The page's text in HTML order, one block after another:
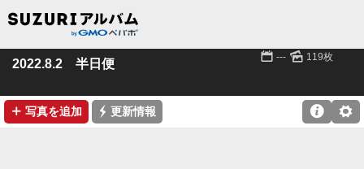
2022.8.2 半日便 📅 --- 🌄 119枚
➕ 写真を追加 ⚡ 更新情報 ⚙
